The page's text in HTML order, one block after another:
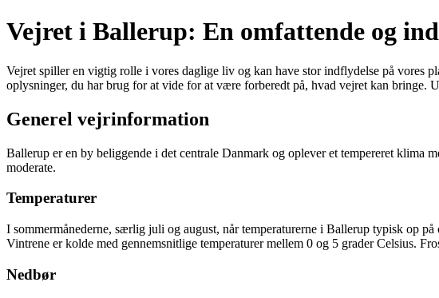
Vejret i Ballerup: En omfattende og
Vejret spiller en vigtig rolle i vores daglige liv og kan have stor indflydelse på
oplysninger, du har brug for at vide for at være forberedt på, hvad vejret kan bringe.
Generel vejrinformation
Ballerup er en by beliggende i det centrale Danmark og oplever et tempereret klima
moderate.
Temperaturer
I sommermånederne, særlig juli og august, når temperaturerne i Ballerup typisk op
Vintrene er kolde med gennemsnitlige temperaturer mellem 0 og 5 grader Celsius.
Nedbør